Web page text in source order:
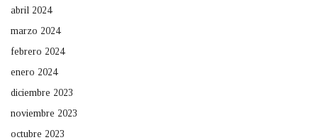
abril 2024
marzo 2024
febrero 2024
enero 2024
diciembre 2023
noviembre 2023
octubre 2023